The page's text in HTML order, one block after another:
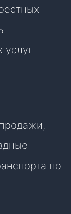
услуг
по